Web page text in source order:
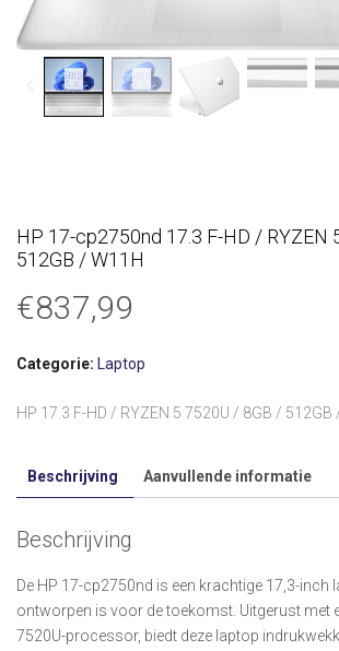
HP 17-cp2750nd 17.3 F-HD / RYZEN
512GB / W11H
€837,99
Categorie: Laptop
HP 17.3 F-HD / RYZEN 5 7520U / 8GB / 512GB
Beschrijving Aanvullende informatie
Beschrijving
De HP 17-cp2750nd is een krachtige 17,3-inch
ontworpen is voor de toekomst. Uitgerust met
7520U-processor, biedt deze laptop